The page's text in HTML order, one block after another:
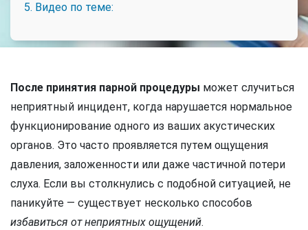
5. Видео по теме:
После принятия парной процедуры может случиться
неприятный инцидент, когда нарушается нормальное
функционирование одного из ваших акустических
органов. Это часто проявляется путем ощущения
давления, заложенности или даже частичной потери
слуха. Если вы столкнулись с подобной ситуацией, не
паникуйте — существует несколько способов
избавиться от неприятных ощущений.